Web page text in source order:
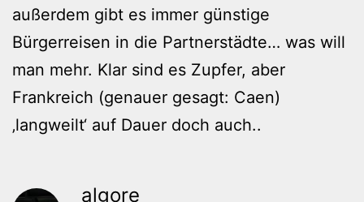
außerdem gibt es immer günstige
Bürgerreisen in die Partnerstädte… was will
man mehr. Klar sind es Zupfer, aber
Frankreich (genauer gesagt: Caen)
‚langweilt‘ auf Dauer doch auch..
algore